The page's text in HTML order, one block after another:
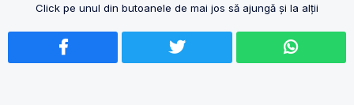
Click pe unul din butoanele de mai jos să ajungă și la alții